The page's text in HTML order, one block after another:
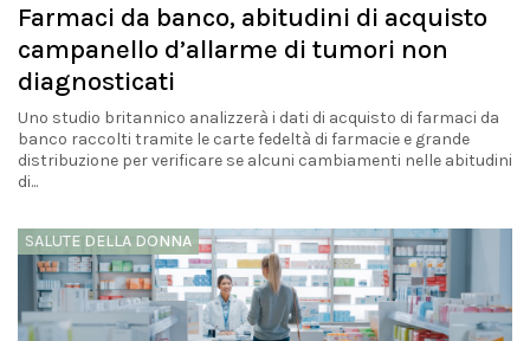
Farmaci da banco, abitudini di acquisto
campanello d’allarme di tumori non
diagnosticati
Uno studio britannico analizzerà i dati di acquisto di farmaci da
banco raccolti tramite le carte fedeltà di farmacie e grande
distribuzione per verificare se alcuni cambiamenti nelle abitudini
di...
SALUTE DELLA DONNA